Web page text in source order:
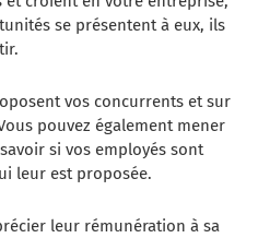
se présentent à eux, ils
vos concurrents et sur
pouvez également mener
si vos employés sont
leur est proposée.
leur rémunération à sa